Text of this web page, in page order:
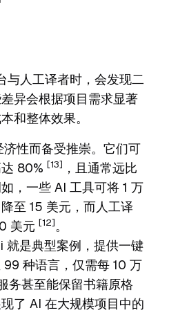
与人工译者时，会发现二
异会根据项目需求显著
和整体效果。
性而备受推崇。它们可
80% [13]
，且通常远比
，一些 AI 工具可将 1 万
至 15 美元，而人工译
美元 [12] 。
就是典型案例，提供一键
99 种语言，仅需每 10 万
务甚至能保留书籍原格
了 AI 在大规模项目中的